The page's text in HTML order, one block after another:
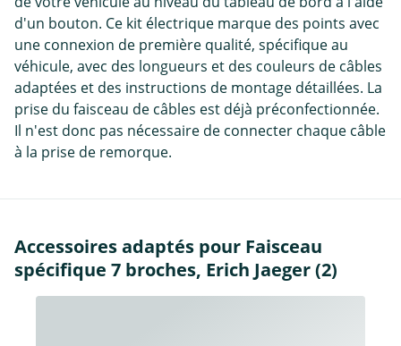
d'un bouton. Ce kit électrique marque des points avec
une connexion de première qualité, spécifique au
véhicule, avec des longueurs et des couleurs de câbles
adaptées et des instructions de montage détaillées. La
prise du faisceau de câbles est déjà préconfectionnée.
Il n'est donc pas nécessaire de connecter chaque câble
à la prise de remorque.
Accessoires adaptés pour Faisceau
spécifique 7 broches, Erich Jaeger (2)